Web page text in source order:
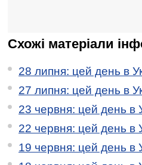
Схожі матеріали
28 липня: цей день в
27 липня: цей день в
23 червня: цей день в
22 червня: цей день в
19 червня: цей день в